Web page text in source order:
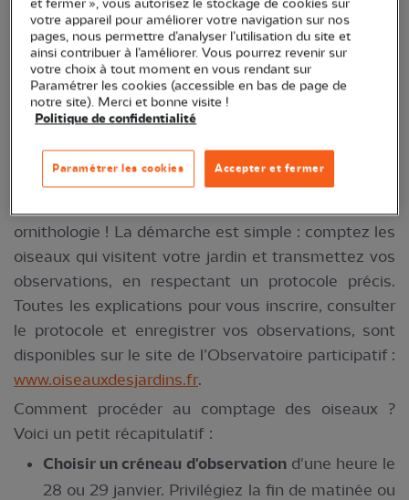
participants est passé à plus de 24 000 ! Plus de
737 000 oiseaux ont été recensés en France.
Cette année, le rendez-vous se déroule le week-
end du 28 et 29 janvier.
Votre mission pour l’Observatoire des
oiseaux des jardins
ornithologie ! La démarche est simple : comptez les
oiseaux qui visitent votre jardin et transmettez vos
observations, en respectant un protocole précis.
Toutes les explications pour vous inscrire, consulter
le protocole et enregistrer vos observations, sont
disponibles sur le site de l’Observatoire participatif :
www.oiseauxdesjardins.fr.
Comment procéder au comptage des oiseaux ?
Voici un petit récapitulatif :
Choisir un créneau d'observationd'une heure le
28 ou 29 janvier. Privilégiez la fin de matinée ou
et fermer », vous autorisez le stockage de cookies sur
votre appareil pour améliorer votre navigation sur nos
pages, nous permettre d’analyser l’utilisation du site et
ainsi contribuer à l’améliorer. Vous pourrez revenir sur
votre choix à tout moment en vous rendant sur
Paramétrer les cookies (accessible en bas de page de
notre site). Merci et bonne visite !
Politique de confidentialité
Accepter et fermer
Paramétrer les cookies